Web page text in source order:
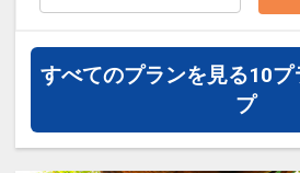
さい。
氏名・客室タイプ・食事
一であることが割引適用
す。
すべてのプランを見る10プ
プ